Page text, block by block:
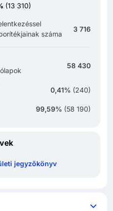
(13 310)
száma
3 716
58 430
0,41% (240)
99,59% (58 190)
jegyzőkönyv